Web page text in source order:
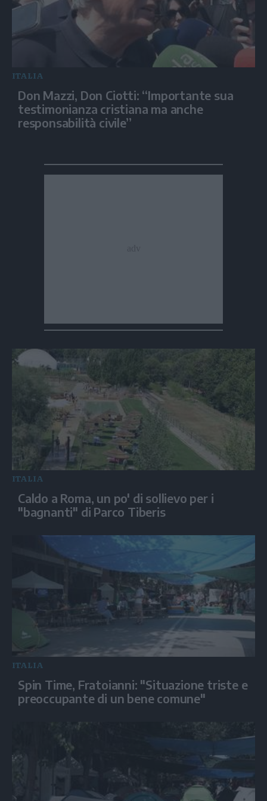
ITALIA
Don Mazzi, Don Ciotti: “Importante sua
testimonianza cristiana ma anche
responsabilità civile”
ITALIA
Caldo a Roma, un po' di sollievo per i
"bagnanti" di Parco Tiberis
ITALIA
Spin Time, Fratoianni: "Situazione triste e
preoccupante di un bene comune"